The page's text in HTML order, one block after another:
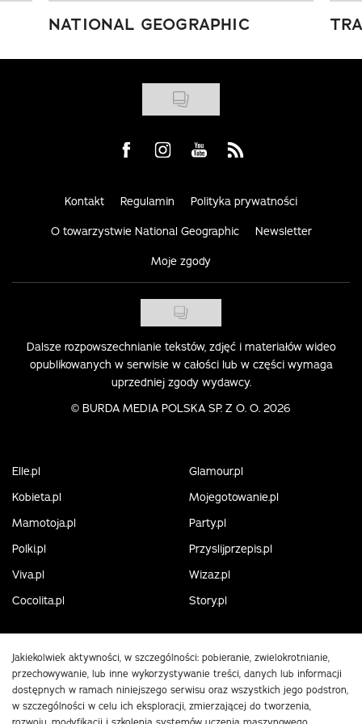
NATIONAL GEOGRAPHIC
Visit us on Facebook
Visit us on Instagram
Visit us on Youtube
Visit us on Rss
Kontakt Regulamin Polityka prywatności
O towarzystwie National Geographic Newsletter
Moje zgody
Dalsze rozpowszechnianie tekstów, zdjęć i materiałów wideo
opublikowanych w serwisie w całości lub w części wymaga
uprzedniej zgody wydawcy.
© BURDA MEDIA POLSKA SP. Z O. O. 2026
Elle.pl
Glamour.pl
Kobieta.pl
Mojegotowanie.pl
Mamotoja.pl
Party.pl
Polki.pl
Przyslijprzepis.pl
Viva.pl
Wizaz.pl
Cocolita.pl
Story.pl
Jakiekolwiek aktywności, w szczególności: pobieranie, zwielokrotnianie,
przechowywanie, lub inne wykorzystywanie treści, danych lub informacji
dostępnych w ramach niniejszego serwisu oraz wszystkich jego podstron,
w szczególności w celu ich eksploracji, zmierzającej do tworzenia,